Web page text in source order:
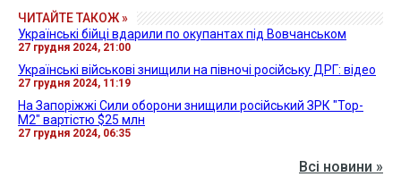
ЧИТАЙТЕ ТАКОЖ »
Українські бійці вдарили по окупантах під Вовчанськом
27 грудня 2024, 21:00
Українські військові знищили на півночі російську ДРГ: відео
27 грудня 2024, 11:19
На Запоріжжі Сили оборони знищили російський ЗРК "Тор-
М2" вартістю $25 млн
27 грудня 2024, 06:35
Всі новини »